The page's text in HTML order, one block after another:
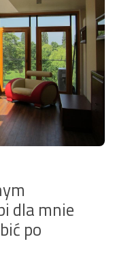
dla mnie
po